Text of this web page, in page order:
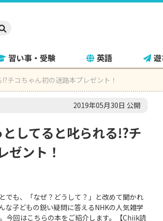
習い事・受験 英語
チコちゃん初の迷路本プレゼント！
2019年05月30日 公開
してると叱られる!?チ
ゼント！
でも、「なぜ？どうして？」と改めて聞かれ
な子どもの鋭い疑問に答えるNHKの人気雑学
今回はこちらの本をご紹介します。【Chiik読